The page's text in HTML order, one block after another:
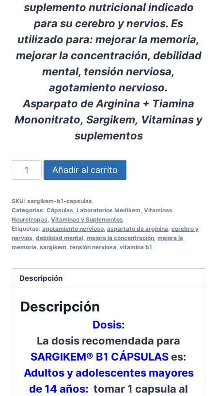
suplemento nutricional indicado
para su cerebro y nervios. Es
utilizado para: mejorar la memoria,
mejorar la concentración, debilidad
mental, tensión nerviosa,
agotamiento nervioso.
Asparpato de Arginina + Tiamina
Mononitrato, Sargikem, Vitaminas y
suplementos
Sargikem
B1
☺
cantidad
Añadir al carrito
SKU: sargikem-b1-capsulas
Categorías: Cápsulas Laboratorios Medikem Vitaminas
Neurotropas Vitaminas y Suplementos
Etiquetas: agotamiento nervioso aspartato de arginina cerebro y
nervios debilidad mental mejora la concentración mejora la
memoria sargikem tensión nerviosa vitamina b1
Descripción
Descripción
Dosis:
La dosis recomendada para
SARGIKEM® B1 CÁPSULAS es:
Adultos y adolescentes mayores
de 14 años: tomar 1 capsula al